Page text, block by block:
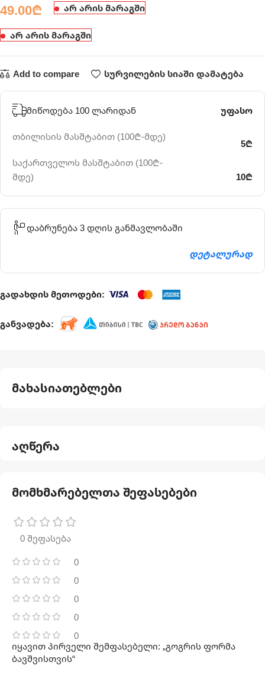
49.00₾ არ არის მარაგში
არ არის მარაგში
Add to compare სურვილების სიაში დამატება
მიწოდება 100 ლარიდან
თბილისის მასშტაბით (100₾-მდე)
საქართველოს მასშტაბით (100₾-
მდე)
უფასო
5₾
10₾
დაბრუნება 3 დღის განმავლობაში
დეტალურად
გადახდის მეთოდები:
განვადება:
აღწერა
მახასიათებლები
მომხმარებელთა შეფასებები
0 შეფასება
0
0
0
0
0
იყავით პირველი შემფასებელი: „გოგრის ფორმა
ბავშვისთვის“